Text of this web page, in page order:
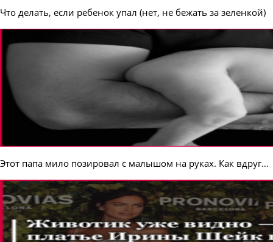
Что делать, если ребенок упал (нет, не бежать за зеленкой)
Этот папа мило позировал с малышом на руках. Как вдруг…